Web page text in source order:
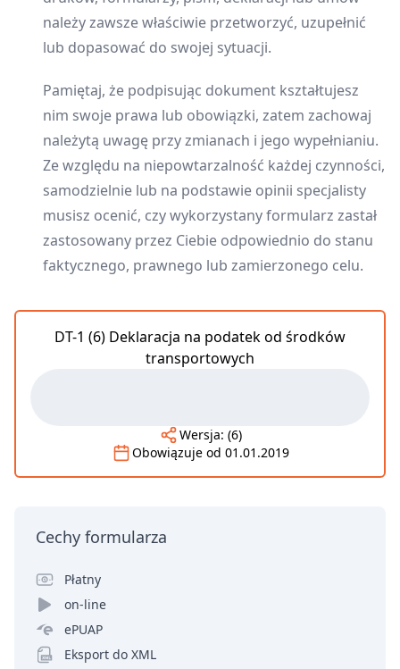
należy zawsze właściwie przetworzyć, uzupełnić
lub dopasować do swojej sytuacji.
Pamiętaj, że podpisując dokument kształtujesz
nim swoje prawa lub obowiązki, zatem zachowaj
należytą uwagę przy zmianach i jego wypełnianiu.
Ze względu na niepowtarzalność każdej czynności,
samodzielnie lub na podstawie opinii specjalisty
musisz ocenić, czy wykorzystany formularz zastał
zastosowany przez Ciebie odpowiednio do stanu
faktycznego, prawnego lub zamierzonego celu.
DT-1 (6) Deklaracja na podatek od środków
transportowych
Wersja: (6)
Obowiązuje od 01.01.2019
Cechy formularza
Płatny
on-line
ePUAP
Eksport do XML